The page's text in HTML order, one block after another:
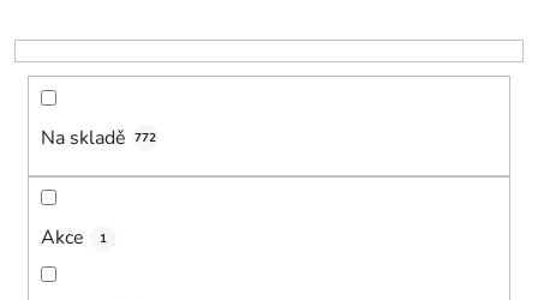
o
d
Na skladě 772
Akce 1